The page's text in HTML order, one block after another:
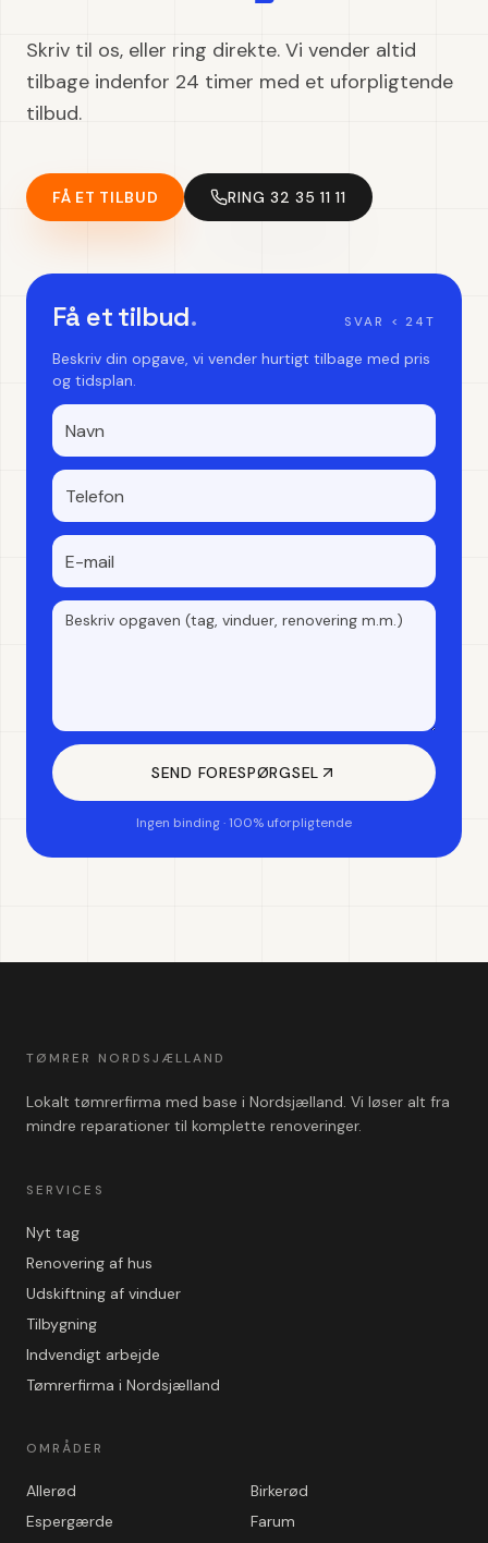
Skriv til os, eller ring direkte. Vi vender altid
tilbage indenfor 24 timer med et uforpligtende
tilbud.
FÅ ET TILBUD RING 32 35 11 11
Få et tilbud. SVAR < 24T
Beskriv din opgave, vi vender hurtigt tilbage med pris
og tidsplan.
SEND FORESPØRGSEL
Ingen binding · 100% uforpligtende
TØMRER NORDSJÆLLAND
Lokalt tømrerfirma med base i Nordsjælland. Vi løser alt fra
mindre reparationer til komplette renoveringer.
SERVICES
Nyt tag
Renovering af hus
Udskiftning af vinduer
Tilbygning
Indvendigt arbejde
Tømrerfirma i Nordsjælland
OMRÅDER
Allerød
Birkerød
Espergærde
Farum